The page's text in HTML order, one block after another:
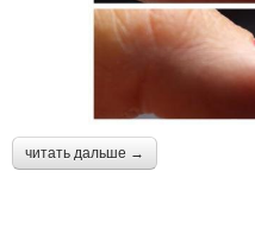
читать дальше →